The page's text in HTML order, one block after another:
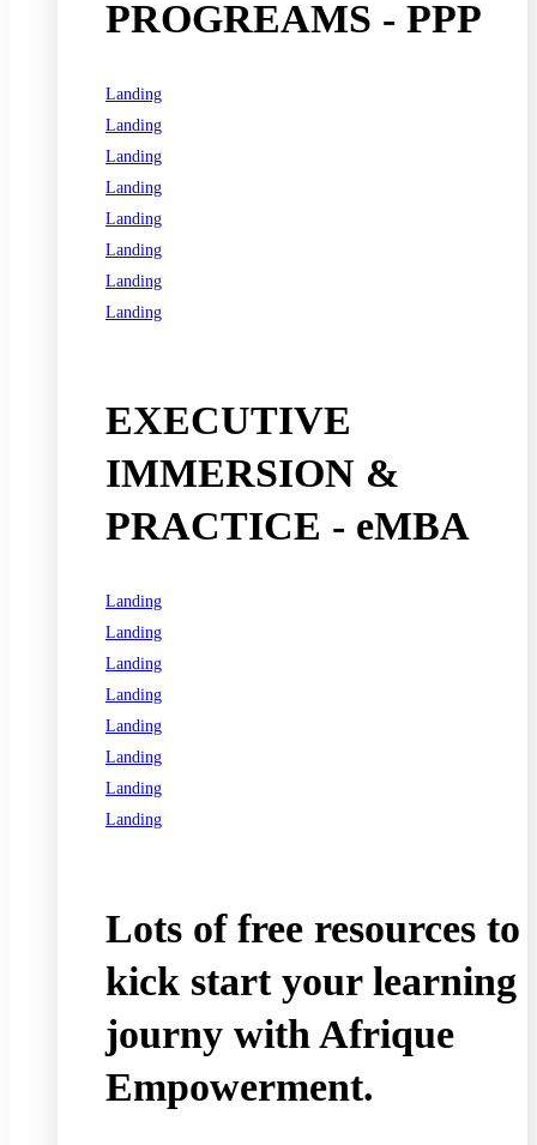
PROGREAMS - PPP
Landing
Landing
Landing
Landing
Landing
Landing
Landing
Landing
EXECUTIVE
IMMERSION &
PRACTICE - eMBA
Landing
Landing
Landing
Landing
Landing
Landing
Landing
Landing
Lots of free resources to
kick start your learning
journy with Afrique
Empowerment.